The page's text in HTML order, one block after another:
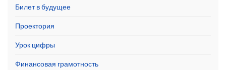
Билет в будущее
Проектория
Урок цифры
Финансовая грамотность